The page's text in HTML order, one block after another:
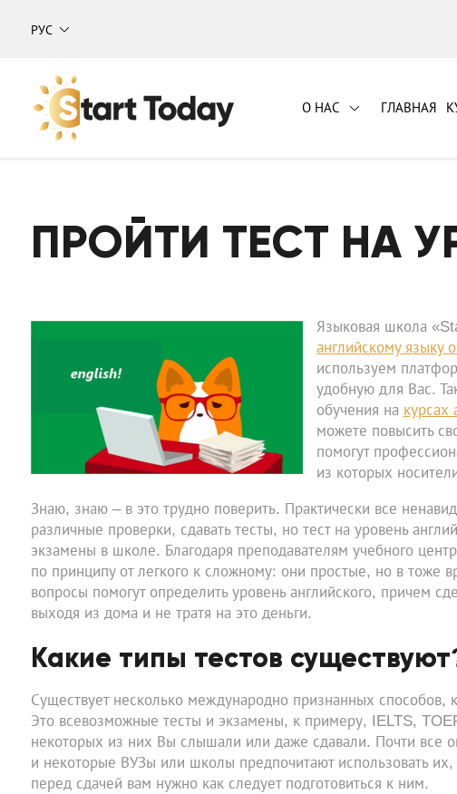
РУС
Навчальний центр "Start Today"
О НАС ГЛАВНАЯ
ПРОЙТИ ТЕСТ НА
Языковая школа
английскому языку
используем
удобную для Вас.
обучения на курсах
можете повысить
помогут
из которых
Знаю, знаю – в это трудно поверить. Практически все
различные проверки, сдавать тесты, но тест на уровень
экзамены в школе. Благодаря преподавателям учебного
по принципу от легкого к сложному: они простые, но в тоже
вопросы помогут определить уровень английского, причем
выходя из дома и не тратя на это деньги.
Какие типы тестов
Существует несколько международно признанных способов,
Это всевозможные тесты и экзамены, к примеру, IELTS,
некоторых из них Вы слышали или даже сдавали. Почти все
и некоторые ВУЗы или школы предпочитают использовать
перед сдачей вам нужно как следует подготовиться к ним.